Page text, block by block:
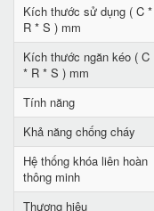
Kích thước sử dụng ( C *
R * S ) mm
Kích thước ngăn kéo ( C
* R * S ) mm
Tính năng
Khả năng chống cháy
Hệ thống khóa liên hoàn
thông minh
Thương hiệu